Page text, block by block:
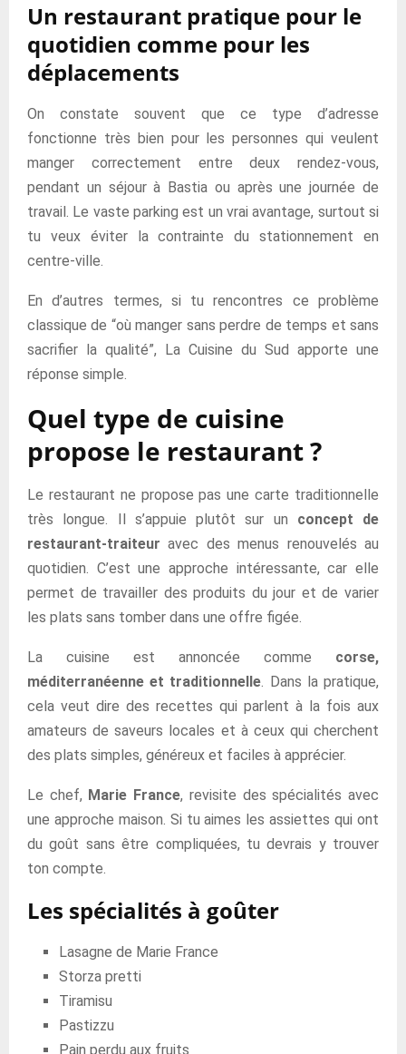
Un restaurant pratique pour le
quotidien comme pour les
déplacements
On constate souvent que ce type d’adresse
fonctionne très bien pour les personnes qui veulent
manger correctement entre deux rendez-vous,
pendant un séjour à Bastia ou après une journée de
travail. Le vaste parking est un vrai avantage, surtout si
tu veux éviter la contrainte du stationnement en
centre-ville.
En d’autres termes, si tu rencontres ce problème
classique de “où manger sans perdre de temps et sans
sacrifier la qualité”, La Cuisine du Sud apporte une
réponse simple.
Quel type de cuisine
propose le restaurant ?
Le restaurant ne propose pas une carte traditionnelle
très longue. Il s’appuie plutôt sur un concept de
restaurant-traiteur avec des menus renouvelés au
quotidien. C’est une approche intéressante, car elle
permet de travailler des produits du jour et de varier
les plats sans tomber dans une offre figée.
La cuisine est annoncée comme corse,
méditerranéenne et traditionnelle. Dans la pratique,
cela veut dire des recettes qui parlent à la fois aux
amateurs de saveurs locales et à ceux qui cherchent
des plats simples, généreux et faciles à apprécier.
Le chef, Marie France, revisite des spécialités avec
une approche maison. Si tu aimes les assiettes qui ont
du goût sans être compliquées, tu devrais y trouver
ton compte.
Les spécialités à goûter
Lasagne de Marie France
Storza pretti
Tiramisu
Pastizzu
Pain perdu aux fruits